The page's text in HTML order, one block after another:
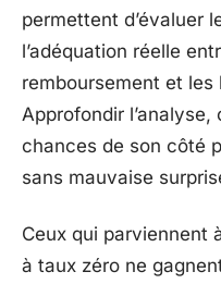
permettent d’évaluer
l’adéquation réelle
remboursement et les
Approfondir l’analyse,
chances de son côté
sans mauvaise
Ceux qui parviennent
à taux zéro ne